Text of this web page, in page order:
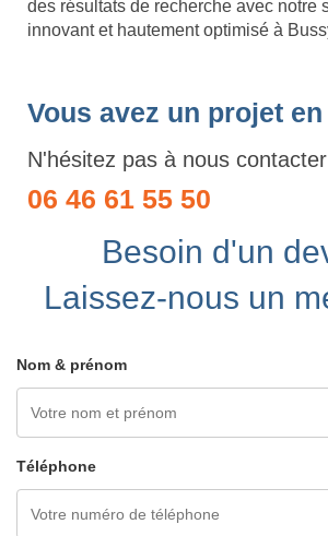
des résultats de recherche avec notre
innovant et hautement optimisé à
Vous avez un projet
N'hésitez pas à nous
06 46 61 55 50
Besoin d'un
Laissez-nous un
Nom & prénom
Téléphone